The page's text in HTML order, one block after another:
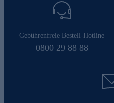
Gebührenfreie Bestell-Hotline
0800 29 88 88